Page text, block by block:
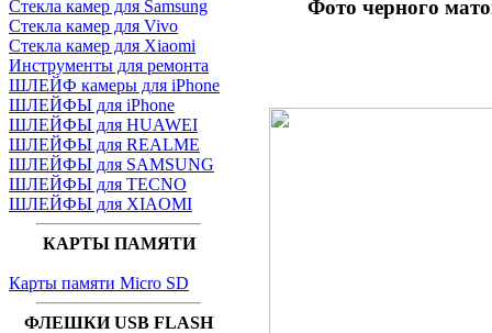
Стекла камер для Samsung
Стекла камер для Vivo
Стекла камер для Xiaomi
Инструменты для ремонта
ШЛЕЙФ камеры для iPhone
ШЛЕЙФЫ для iPhone
ШЛЕЙФЫ для HUAWEI
ШЛЕЙФЫ для REALME
ШЛЕЙФЫ для SAMSUNG
ШЛЕЙФЫ для TECNO
ШЛЕЙФЫ для XIAOMI
КАРТЫ ПАМЯТИ
Карты памяти Micro SD
ФЛЕШКИ USB FLASH
Фото черного